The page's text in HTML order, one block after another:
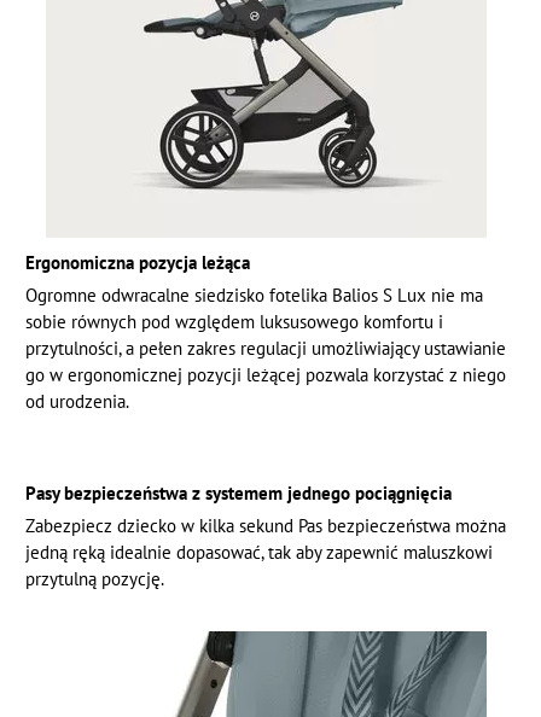
Ergonomiczna pozycja leżąca
Ogromne odwracalne siedzisko fotelika Balios S Lux nie ma
sobie równych pod względem luksusowego komfortu i
przytulności, a pełen zakres regulacji umożliwiający ustawianie
go w ergonomicznej pozycji leżącej pozwala korzystać z niego
od urodzenia.
Pasy bezpieczeństwa z systemem jednego pociągnięcia
Zabezpiecz dziecko w kilka sekund Pas bezpieczeństwa można
jedną ręką idealnie dopasować, tak aby zapewnić maluszkowi
przytulną pozycję.